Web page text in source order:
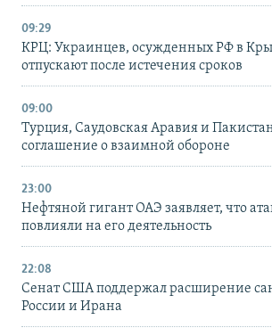
09:29
КРЦ: Украинцев, осужденных РФ в
отпускают после истечения сроков
09:00
Турция, Саудовская Аравия и
соглашение о взаимной обороне
23:00
Нефтяной гигант ОАЭ заявляет, что
повлияли на его деятельность
22:08
Сенат США поддержал расширение
России и Ирана